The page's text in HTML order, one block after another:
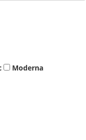
Moderna